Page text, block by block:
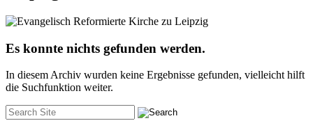
Es konnte nichts gefunden werden.
In diesem Archiv wurden keine Ergebnisse gefunden, vielleicht hilft
die Suchfunktion weiter.
Suche
nach: